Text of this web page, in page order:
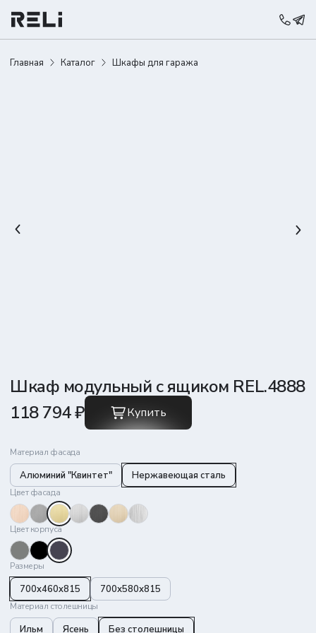
Главная Каталог Шкафы для гаража
Шкаф модульный с ящиком REL.4888
118 794 ₽
Купить
Материал фасада
Алюминий "Квинтет" Нержавеющая сталь
Цвет фасада
Цвет корпуса
Размеры
700x460x815 700х580х815
Материал столешницы
Ильм Ясень Без столешницы